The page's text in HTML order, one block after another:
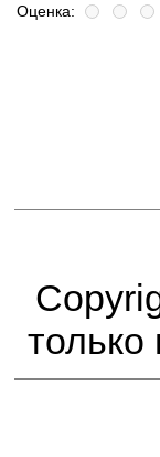
Оценка:
только